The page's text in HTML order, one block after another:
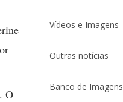
O
Vídeos e Imagens
Outras notícias
Banco de Imagens